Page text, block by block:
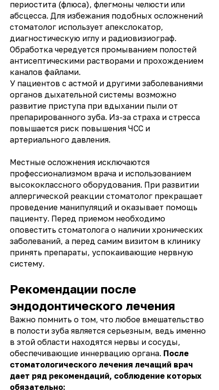
периостита (флюса), флегмоны челюсти или
абсцесса. Для избежания подобных осложнений
стоматолог использует апекслокатор,
диагностическую иглу и радиовизиограф.
Обработка чередуется промыванием полостей
антисептическими растворами и прохождением
каналов файлами.
У пациентов с астмой и другими заболеваниями
органов дыхательной системы возможно
развитие приступа при вдыхании пыли от
препарированного зуба. Из-за страха и стресса
повышается риск повышения ЧСС и
артериального давления.
Местные осложнения исключаются
профессионализмом врача и использованием
высококлассного оборудования. При развитии
аллергической реакции стоматолог прекращает
проведение манипуляций и оказывает помощь
пациенту. Перед приемом необходимо
оповестить стоматолога о наличии хронических
заболеваний, а перед самим визитом в клинику
принять препараты, успокаивающие нервную
систему.
Рекомендации после
эндодонтического лечения
Важно помнить о том, что любое вмешательство
в полости зуба является серьезным, ведь именно
в этой области находятся нервы и сосуды,
обеспечивающие иннервацию органа. После
стоматологического лечения лечащий врач
дает ряд рекомендаций, соблюдение которых
обязательно: